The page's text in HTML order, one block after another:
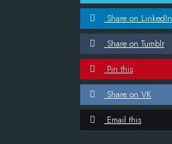
Share on LinkedIn
Share on Tumblr
Pin this
Share on VK
Email this